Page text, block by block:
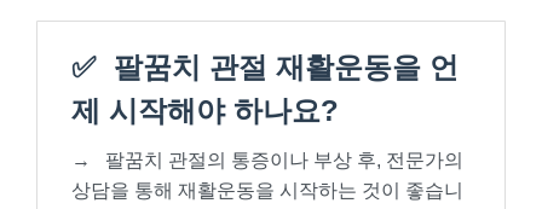
✅ 팔꿈치 관절 재활운동을 언
제 시작해야 하나요?
→
팔꿈치 관절의 통증이나 부상 후, 전문가의
상담을 통해 재활운동을 시작하는 것이 좋습니